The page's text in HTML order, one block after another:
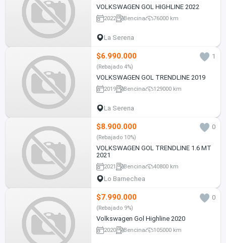
VOLKSWAGEN GOL HIGHLINE 2022
2022 Bencina 76000 km
La Serena
$6.990.000 1
(Rebajado 4%)
VOLKSWAGEN GOL TRENDLINE 2019
2019 Bencina 129000 km
La Serena
$8.900.000 0
(Rebajado 10%)
VOLKSWAGEN GOL TRENDLINE 1.6 MT
2021
2021 Bencina 40800 km
Lo Barnechea
$7.990.000 0
(Rebajado 9%)
Volkswagen Gol Highline 2020
2020 Bencina 105000 km